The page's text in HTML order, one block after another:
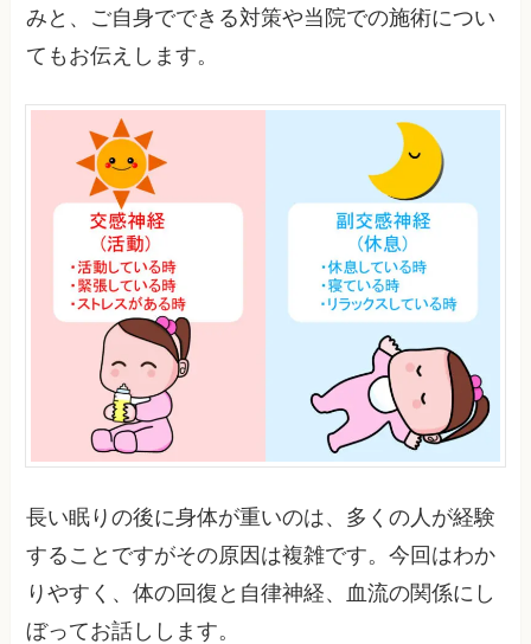
みと、ご自身でできる対策や当院での施術につい
てもお伝えします。
長い眠りの後に身体が重いのは、多くの人が経験
することですがその原因は複雑です。今回はわか
りやすく、体の回復と自律神経、血流の関係にし
ぼってお話しします。